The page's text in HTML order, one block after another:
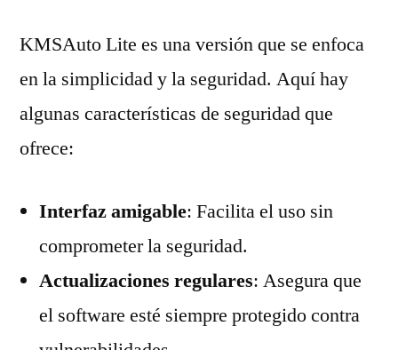
KMSAuto Lite es una versión que se enfoca
en la simplicidad y la seguridad. Aquí hay
algunas características de seguridad que
ofrece:
Interfaz amigable: Facilita el uso sin
comprometer la seguridad.
Actualizaciones regulares: Asegura que
el software esté siempre protegido contra